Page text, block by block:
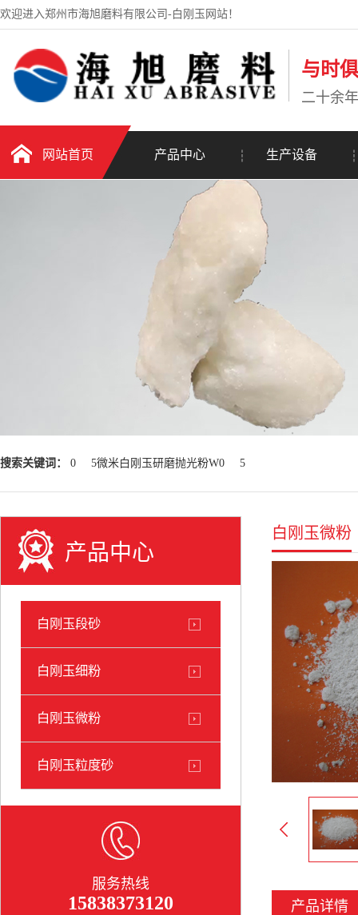
欢迎进入郑州市海旭磨料有限公司-白刚玉网站！
与时
二十余
网站首页 产品中心 生产设备
搜索关键词： 0 5微米白刚玉研磨抛光粉W0 5
产品中心
白刚玉段砂
白刚玉细粉
白刚玉微粉
白刚玉粒度砂
服务热线
15838373120
白刚玉微粉
产品详情